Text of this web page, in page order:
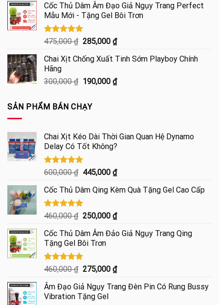
là:
1,200,000 ₫.
tại
là:
Cốc Thủ Dâm Âm Đạo Giả Ngụy Trang Perfect
Mẫu Mới - Tặng Gel Bôi Trơn
Được xếp
5.00
5 sao
475,000₫ Giá
là:
285,000 ₫Giá
tại
285,000 ₫.
Chai Xịt Chống Xuất Tinh Sớm Playboy Chính
Hãng
300,000₫ Giá
là:
300,000 ₫.
190,000 ₫Giá
SẢN PHẨM BÁN CHẠY
Chai Xịt Kéo Dài Thời Gian Quan Hệ Dynamo
Delay Có Tốt Không?
Được xếp
4.85
5 sao
600,000₫ Giá
là:
600,000 ₫.
445,000 ₫Giá
tại
445,000 ₫.
Cốc Thủ Dâm Qing Kèm Quà Tặng Gel Cao Cấp
Được xếp
5.00
5 sao
460,000₫ Giá
là:
460,000 ₫.
250,000 ₫Giá
tại
Cốc Thủ Dâm Âm Đảo Giả Ngụy Trang Qing
Tặng Gel Bôi Trơn
Được xếp
5.00
5 sao
460,000₫ Giá
là:
460,000 ₫.
275,000 ₫Giá
tại
Âm Đạo Giả Ngụy Trang Đèn Pin Có Rung Bussy
Vibration Tặng Gel